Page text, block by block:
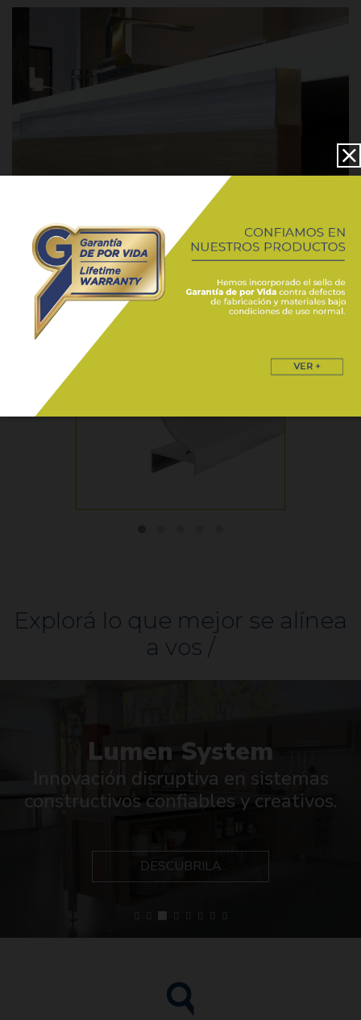
COMPLEMENTOS
Explorá lo que mejor se alínea
a vos /
Lumen System
Innovación disruptiva en sistemas
constructivos confiables y creativos.
DESCUBRILA